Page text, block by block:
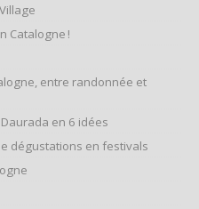
Catalogne !
entre randonnée et
en 6 idées
dégustations en festivals